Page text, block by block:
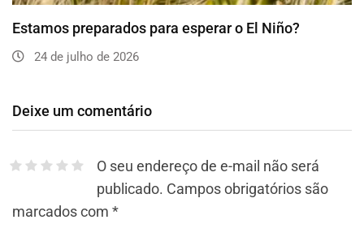
Estamos preparados para esperar o El Niño?
24 de julho de 2026
Deixe um comentário
O seu endereço de e-mail não será
publicado. Campos obrigatórios são
marcados com *